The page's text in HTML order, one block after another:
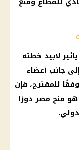
لابيد خطته
جانب أعضاء
للمقترح، فإن
هو منح مصر دورًا